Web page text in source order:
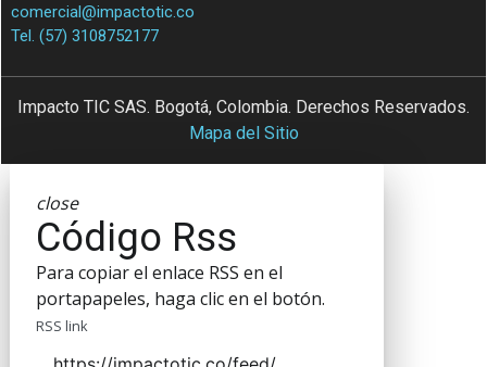
comercial@impactotic.co
Tel. (57) 3108752177
Impacto TIC SAS. Bogotá, Colombia. Derechos Reservados.
Mapa del Sitio
close
Código Rss
Para copiar el enlace RSS en el
portapapeles, haga clic en el botón.
RSS link